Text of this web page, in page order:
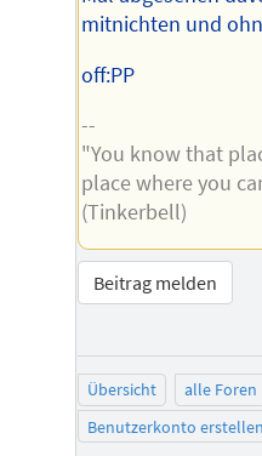
mitnichten und
off:PP
--
"You know that
place where you
(Tinkerbell)
Beitrag melden
Übersicht alle Foren
Benutzerkonto erstellen